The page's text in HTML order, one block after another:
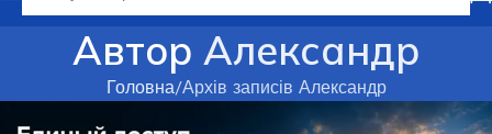
Автор Александр
Головна Архів записів Александр